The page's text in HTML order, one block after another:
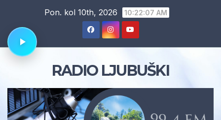
content
Pon. kol 10th, 2026 10:22:08 AM
RADIO LJUBUŠKI